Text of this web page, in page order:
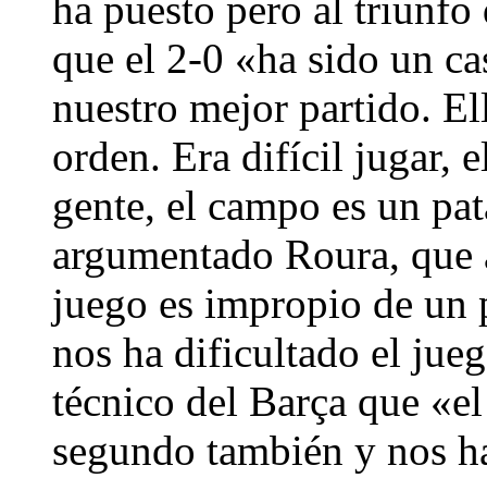
que el 2-0 «ha sido un
nuestro mejor partido.
orden. Era difícil jugar,
gente, el campo es un
argumentado Roura,
juego es impropio de un
nos ha dificultado el
técnico del Barça que
segundo también y nos